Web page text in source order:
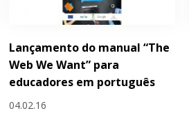
Lançamento do manual “The
Web We Want” para
educadores em português
04.02.16